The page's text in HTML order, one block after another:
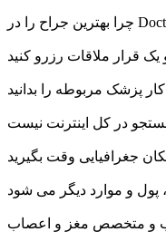
و متخصص مغز و اعصاب